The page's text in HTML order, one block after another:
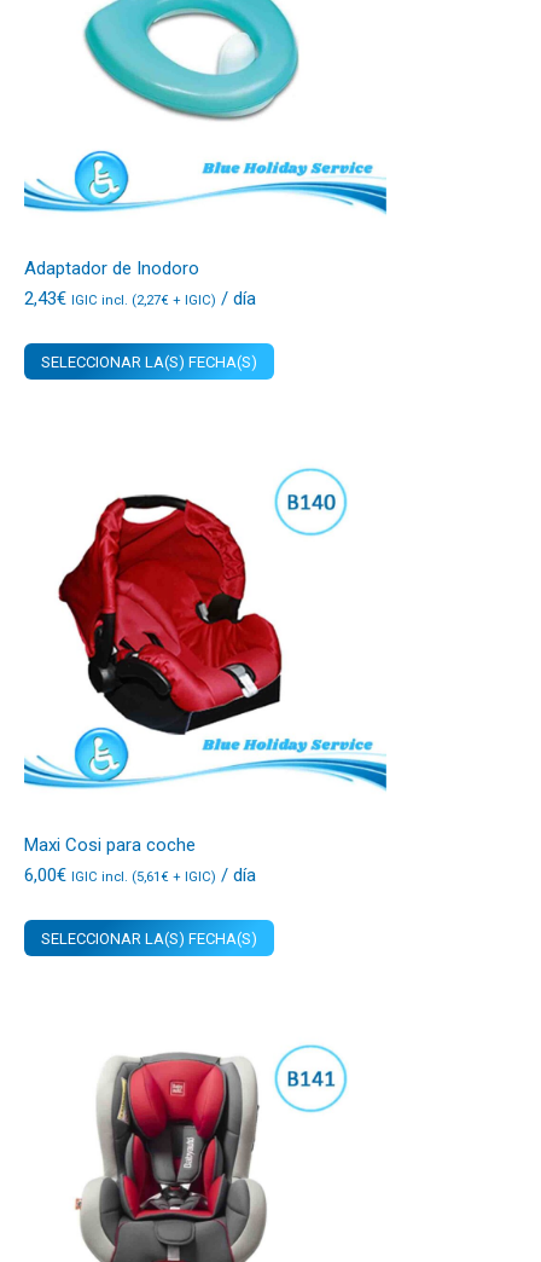
Adaptador de Inodoro
2,43€ IGIC incl. (2,27€ + IGIC) / día
SELECCIONAR LA(S) FECHA(S)
Maxi Cosi para coche
6,00€ IGIC incl. (5,61 € + IGIC) / día
SELECCIONAR LA(S) FECHA(S)